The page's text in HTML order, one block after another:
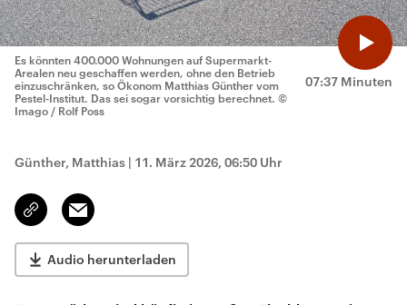
07:37 Minuten
Es könnten 400.000 Wohnungen auf Supermarkt-
Arealen neu geschaffen werden, ohne den Betrieb
einzuschränken, so Ökonom Matthias Günther vom
Pestel-Institut. Das sei sogar vorsichtig berechnet. ©
Imago / Rolf Poss
Günther, Matthias | 11. März 2026, 06:50 Uhr
Link
kopieren/teilen
Email
Audio herunterladen